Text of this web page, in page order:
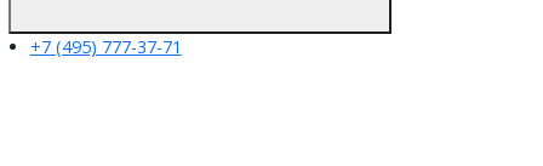
+7 (495) 777-37-71